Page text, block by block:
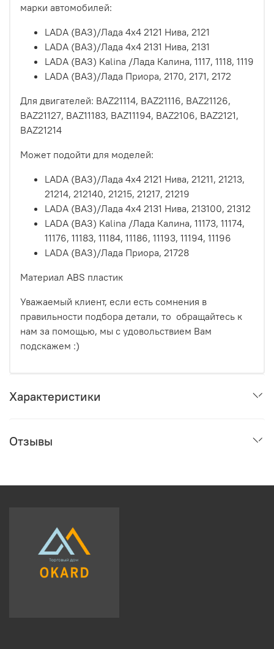
марки автомобилей:
LADA (ВАЗ)/Лада 4x4 2121 Нива, 2121
LADA (ВАЗ)/Лада 4x4 2131 Нива, 2131
LADA (ВАЗ) Kalina /Лада Калина, 1117, 1118, 1119
LADA (ВАЗ)/Лада Приора, 2170, 2171, 2172
Для двигателей: BAZ21114, BAZ21116, BAZ21126,
BAZ21127, BAZ11183, BAZ11194, BAZ2106, BAZ2121,
BAZ21214
Может подойти для моделей:
LADA (ВАЗ)/Лада 4x4 2121 Нива, 21211, 21213,
21214, 212140, 21215, 21217, 21219
LADA (ВАЗ)/Лада 4x4 2131 Нива, 213100, 21312
LADA (ВАЗ) Kalina /Лада Калина, 11173, 11174,
11176, 11183, 11184, 11186, 11193, 11194, 11196
LADA (ВАЗ)/Лада Приора, 21728
Материал ABS пластик
Уважаемый клиент, если есть сомнения в
правильности подбора детали, то обращайтесь к
нам за помощью, мы с удовольствием Вам
подскажем :)
Характеристики
Отзывы